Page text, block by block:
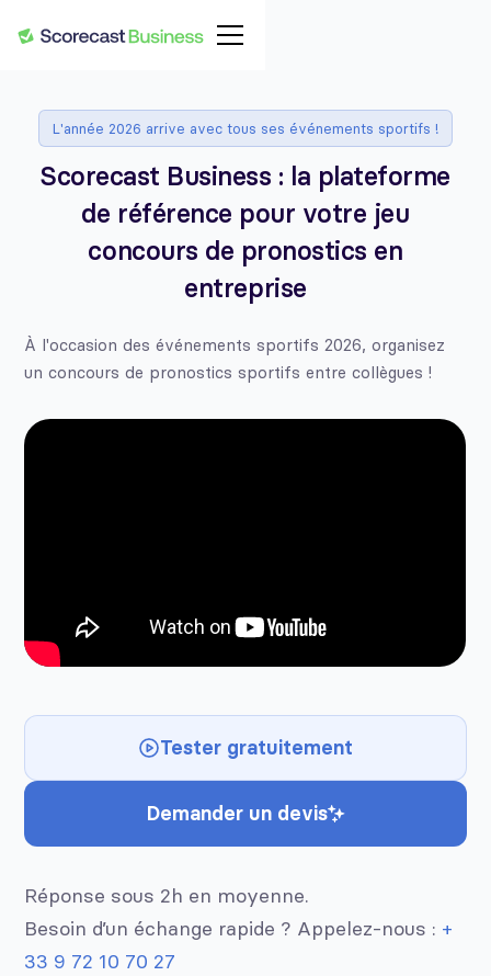
L'année 2026 arrive avec tous ses événements sportifs !
Scorecast Business : la plateforme
de référence pour votre jeu
concours de pronostics en
entreprise
À l'occasion des événements sportifs 2026, organisez
un concours de pronostics sportifs entre collègues !
Tester gratuitement
Demander un devis
Réponse sous 2h en moyenne.
Besoin d’un échange rapide ? Appelez-nous : +
33 9 72 10 70 27